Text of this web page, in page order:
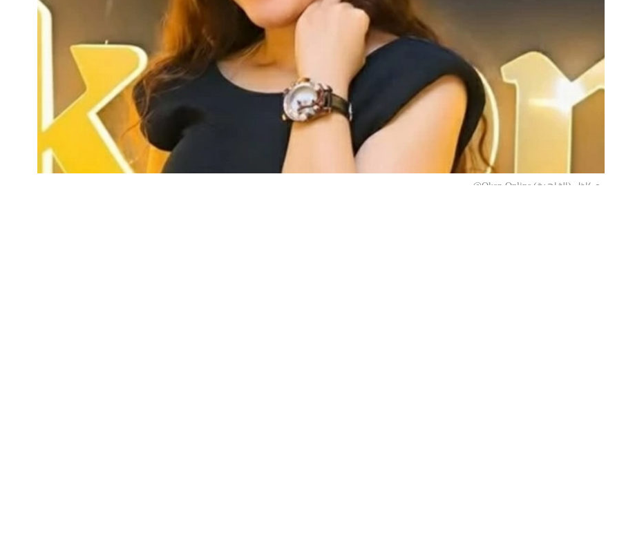
«عكاظ» (القاهرة) Okaz-Online@